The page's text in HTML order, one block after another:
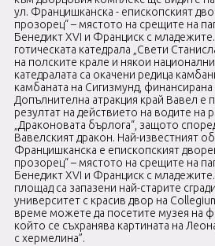
ул. Францишканска - епископският
прозорец“ – мястото на срещите на
Бенедикт XVI и Франциск с
готическата катедрала „Свети
на полските крале и някои
катедралата са окачени редица
камбаната на Сигизмунд,
Допълнителна атракция край Вавел е
резултат на действието на водите на
„Драконовата бърлога“, защото
Вавелският дракон. Най-известният
Францишканска е епископският
прозорец“ – мястото на срещите на
Бенедикт XVI и Франциск с
площад са запазени най-старите
университет с красив двор на
време можете да посетите музея на
който се съхранява картината на
с хермелина”.